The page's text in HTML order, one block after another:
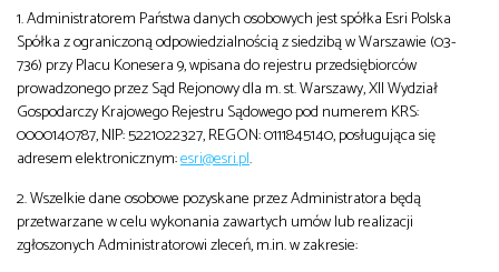
Polecane tematy
Środowisko
Technologia
Transport
Trendy
Turystyka i rekreacja
od
do
Transport
Edukacja
Biznes
1. Administratorem Państwa danych osobowych jest spółka Esri Polska
Spółka z ograniczoną odpowiedzialnością z siedzibą w Warszawie (03-
736) przy Placu Konesera 9, wpisana do rejestru przedsiębiorców
prowadzonego przez Sąd Rejonowy dla m. st. Warszawy, XII Wydział
Gospodarczy Krajowego Rejestru Sądowego pod numerem KRS:
0000140787, NIP: 5221022327, REGON: 0111845140, posługująca się
adresem elektronicznym:esri@esri.pl.
2. Wszelkie dane osobowe pozyskane przez Administratora będą
przetwarzane w celu wykonania zawartych umów lub realizacji
zgłoszonych Administratorowi zleceń, m.in. w zakresie: